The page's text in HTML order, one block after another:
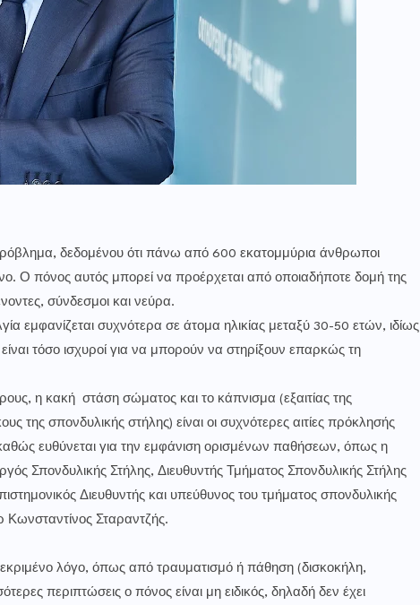
δεδομένου ότι πάνω από 600 εκατομμύρια άνθρωποι
Ο πόνος αυτός μπορεί να προέρχεται από οποιαδήποτε δομή της
σύνδεσμοι και νεύρα.
εμφανίζεται συχνότερα σε άτομα ηλικίας μεταξύ 30-50 ετών, ιδίως
τόσο ισχυροί για να μπορούν να στηρίξουν επαρκώς τη
η κακή στάση σώματος και το κάπνισμα (εξαιτίας της
της σπονδυλικής στήλης) είναι οι συχνότερες αιτίες πρόκλησής
ευθύνεται για την εμφάνιση ορισμένων παθήσεων, όπως η
Σπονδυλικής Στήλης, Διευθυντής Τμήματος Σπονδυλικής Στήλης
Διευθυντής και υπεύθυνος του τμήματος σπονδυλικής
Σταραντζής.
λόγο, όπως από τραυματισμό ή πάθηση (δισκοκήλη,
περιπτώσεις ο πόνος είναι μη ειδικός, δηλαδή δεν έχει